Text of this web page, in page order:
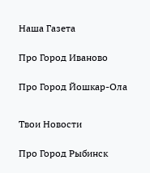
Наша Газета
Про Город Иваново
Про Город Йошкар-Ола
Твои Новости
Про Город Рыбинск